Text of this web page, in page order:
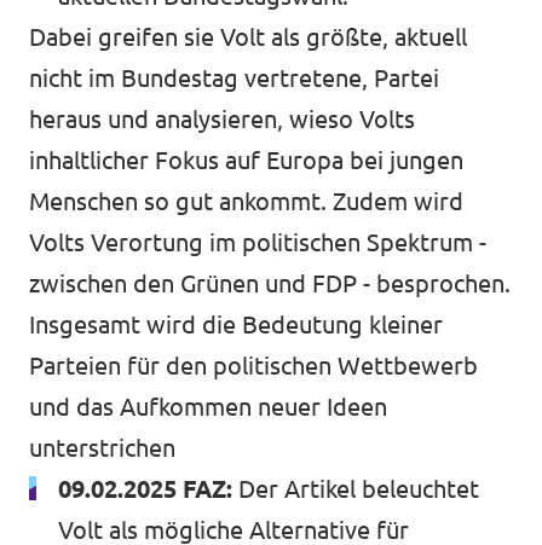
Deine Spende für Volt!
Jobs bei Volt
Events von Volt Aachen
Transparenz
Impressum
Dabei greifen sie Volt als größte, aktuell
nicht im Bundestag vertretene, Partei
heraus und analysieren, wieso Volts
inhaltlicher Fokus auf Europa bei jungen
Menschen so gut ankommt. Zudem wird
Volts Verortung im politischen Spektrum -
zwischen den Grünen und FDP - besprochen.
Insgesamt wird die Bedeutung kleiner
Parteien für den politischen Wettbewerb
und das Aufkommen neuer Ideen
unterstrichen
09.02.2025 FAZ: Der Artikel beleuchtet
Volt als mögliche Alternative für